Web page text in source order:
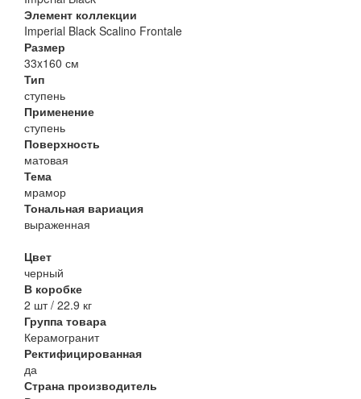
Элемент коллекции
Imperial Black Scalino Frontale
Размер
33x160 см
Тип
ступень
Применение
ступень
Поверхность
матовая
Тема
мрамор
Тональная вариация
выраженная
Цвет
черный
В коробке
2 шт / 22.9 кг
Группа товара
Керамогранит
Ректифицированная
да
Страна производитель